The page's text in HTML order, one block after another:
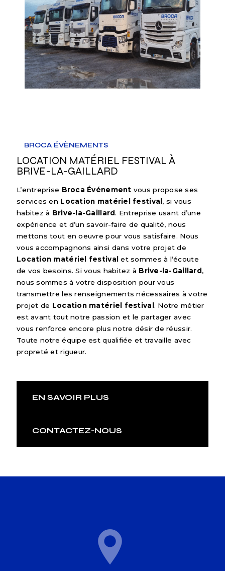
BROCA ÉVÈNEMENTS
LOCATION MATÉRIEL FESTIVAL À
BRIVE-LA-GAILLARD
L’entreprise Broca Événement vous propose ses
services en Location matériel festival , si vous
habitez à Brive-la-Gaillard . Entreprise usant d’une
expérience et d’un savoir-faire de qualité, nous
mettons tout en oeuvre pour vous satisfaire. Nous
vous accompagnons ainsi dans votre projet de
Location matériel festival et sommes à l’écoute
de vos besoins. Si vous habitez à Brive-la-Gaillard ,
nous sommes à votre disposition pour vous
transmettre les renseignements nécessaires à votre
projet de Location matériel festival . Notre métier
est avant tout notre passion et le partager avec
vous renforce encore plus notre désir de réussir.
Toute notre équipe est qualifiée et travaille avec
propreté et rigueur.
EN SAVOIR PLUS
CONTACTEZ-NOUS